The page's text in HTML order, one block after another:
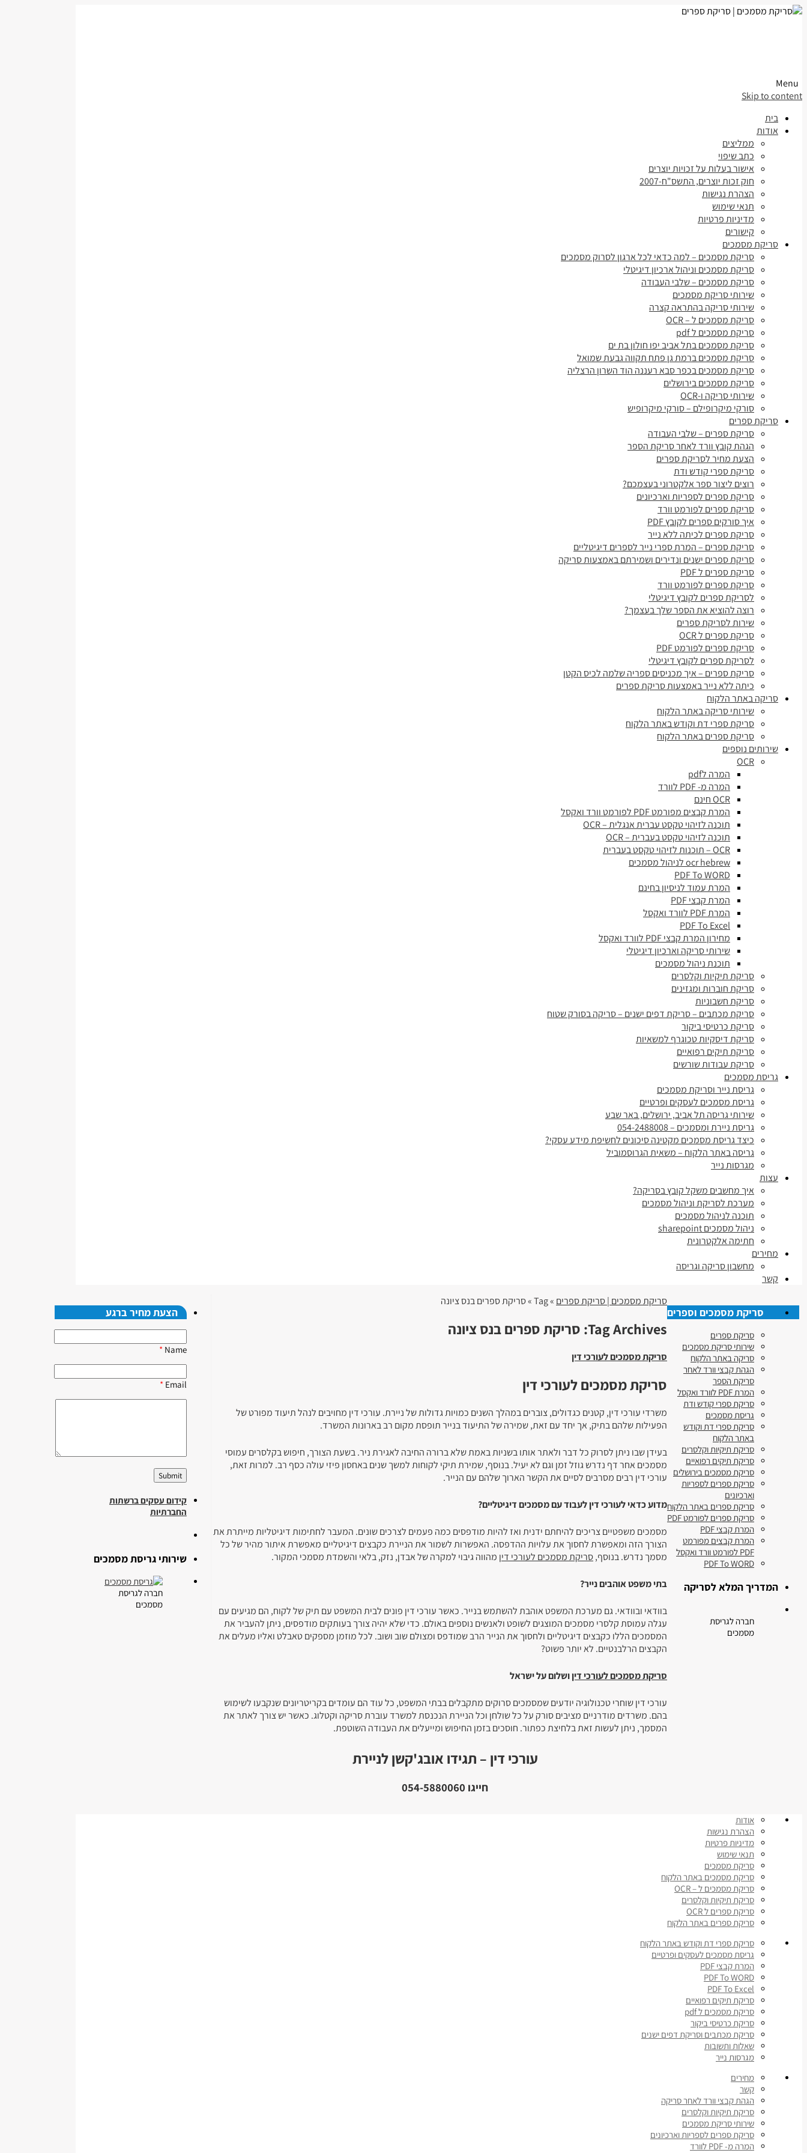
Skip to content
בית
אודות
ממליצים
כתב שיפוי
אישור בעלות על זכויות יוצרים
חוק זכות יוצרים, התשס"ח-2007
הצהרת נגישות
תנאי שימוש
מדיניות פרטיות
קישורים
סריקת מסמכים
סריקת מסמכים – למה כדאי לכל ארגון לסרוק מסמכים
סריקת מסמכים וניהול ארכיון דיגיטלי
סריקת מסמכים – שלבי העבודה
שירותי סריקת מסמכים
שירותי סריקה בהתראה קצרה
סריקת מסמכים ל – OCR
סריקת מסמכים ל pdf
סריקת מסמכים בתל אביב יפו חולון בת ים
סריקת מסמכים ברמת גן פתח תקווה גבעת שמואל
סריקת מסמכים בכפר סבא רעננה הוד השרון הרצליה
סריקת מסמכים בירושלים
שירותי סריקה ו-OCR
סורקי מיקרופילם – סורקי מיקרופיש
סריקת ספרים
סריקת ספרים – שלבי העבודה
הגהת קובץ וורד לאחר סריקת הספר
הצעת מחיר לסריקת ספרים
סריקת ספרי קודש ודת
רוצים ליצור ספר אלקטרוני בעצמכם?
סריקת ספרים לספריות וארכיונים
סריקת ספרים לפורמט וורד
איך סורקים ספרים לקובץ PDF
סריקת ספרים לכיתה ללא נייר
סריקת ספרים – המרת ספרי נייר לספרים דיגיטליים
סריקת ספרים ישנים ונדירים ושמירתם באמצעות סריקה
סריקת ספרים ל PDF
סריקת ספרים לפורמט וורד
לסריקת ספרים לקובץ דיגיטלי
רוצה להוציא את הספר שלך בעצמך?
שירות לסריקת ספרים
סריקת ספרים ל OCR
סריקת ספרים לפורמט PDF
לסריקת ספרים לקובץ דיגיטלי
סריקת ספרים – איך מכניסים ספריה שלמה לכיס הקטן
כיתה ללא נייר באמצעות סריקת ספרים
סריקה באתר הלקוח
שירותי סריקה באתר הלקוח
סריקת ספרי דת וקודש באתר הלקוח
סריקת ספרים באתר הלקוח
שירותים נוספים
OCR
המרה לpdf
המרה מ- PDF לוורד
OCR חינם
המרת קבצים מפורמט PDF לפורמט וורד ואקסל
תוכנה לזיהוי טקסט עברית אנגלית – OCR
תוכנה לזיהוי טקסט בעברית – OCR
OCR – תוכנות לזיהוי טקסט בעברית
ocr hebrew לניהול מסמכים
PDF To WORD
המרת עמוד לניסיון בחינם
המרת קבצי PDF
המרת PDF לוורד ואקסל
PDF To Excel
מחירון המרת קבצי PDF לוורד ואקסל
שירותי סריקה וארכיון דיגיטלי
תוכנת ניהול מסמכים
סריקת תיקיות וקלסרים
סריקת חוברות ומגזינים
סריקת חשבוניות
סריקת מכתבים – סריקת דפים ישנים – סריקה בסורק שטוח
סריקת כרטיסי ביקור
סריקת דיסקיות טכוגרף למשאיות
סריקת תיקים רפואיים
סריקת עבודות שורשים
גריסת מסמכים
גריסת נייר וסריקת מסמכים
גריסת מסמכים לעסקים ופרטיים
שירותי גריסה תל אביב, ירושלים, באר שבע
גריסת ניירת ומסמכים – 054-2488008
כיצד גריסת מסמכים מקטינה סיכונים לחשיפת מידע עסקי?
גריסה באתר הלקוח – משאית הגרוסמוביל
מגרסות נייר
עצות
איך מחשבים משקל קובץ בסריקה?
מערכת לסריקת וניהול מסמכים
תוכנה לניהול מסמכים
ניהול מסמכים sharepoint
חתימה אלקטרונית
מחירים
מחשבון סריקה וגריסה
קשר
סריקת מסמכים | סריקת ספרים » Tag » סריקת ספרים בנס ציונה
Tag Archives: סריקת ספרים בנס ציונה
סריקת מסמכים לעורכי דין
סריקת מסמכים לעורכי דין
משרדי עורכי דין, קטנים כגדולים, צוברים במהלך השנים כמויות גדולות של ניירת. עורכי דין מחויבים לנהל תיעוד מפורט של
הפעילות שלהם בתיק, אך יחד עם זאת, שמירה של התיעוד בנייר תופסת מקום רב בארונות המשרד.
בעידן שבו ניתן לסרוק כל דבר ולאתר אותו בשניות באמת שלא ברורה החיבה לאגירת ניר. בשעת הצורך, חיפוש בקלסרים עמוסי
מסמכים אחר דף נדרש גוזל זמן וגם לא יעיל. בנוסף, שמירת תיקי לקוחות למשך שנים באחסון פיזי עולה כסף רב. למרות זאת,
עורכי דין רבים מסרבים לסיים את הקשר הארוך שלהם עם הנייר.
מדוע כדאי לעורכי דין לעבוד עם מסמכים דיגיטליים?
מסמכים משפטיים צריכים להיחתם ידנית ואז להיות מודפסים כמה פעמים לצרכים שונים. המעבר לחתימות דיגיטליות מייתרת את
הצורך הזה ומאפשרת לחסוך את עלויות ההדפסה. האפשרות לשמור את הניירת כקבצים דיגיטליים מאפשרת איתור מהיר של כל
מסמך נדרש. בנוסף,סריקת מסמכים לעורכי דין מהווה גיבוי למקרה של אבדן, נזק, בלאי והשמדת מסמכי המקור.
בתי משפט אוהבים נייר?
בוודאי ובוודאי. גם מערכת המשפט אוהבת להשתמש בנייר. כאשר עורכי דין פונים לבית המשפט עם תיק של לקוח, הם מגיעים עם
עגלה עמוסת קלסרי מסמכים המוצגים לשופט ולאנשים נוספים באולם. כדי שלא יהיה צורך בעותקים מודפסים, ניתן להעביר את
המסמכים הללו כקבצים דיגיטליים ולחסוך את הנייר הרב שמודפס ומצולם שוב ושוב. לכל מוזמן מספקים טאבלט ואליו מעלים את
הקבצים הרלבנטיים. לא יותר פשוט?
סריקת מסמכים לעורכי דיןושלום על ישראל
עורכי דין שוחרי טכנולוגיה יודעים שמסמכים סרוקים מתקבלים בבתי המשפט, כל עוד הם עומדים בקריטריונים שנקבעו לשימוש
בהם. משרדים מודרניים מציבים סורק על כל שולחן וכל הניירת הנכנסת למשרד עוברת סריקה וקטלוג. כאשר יש צורך לאתר את
המסמך, ניתן לעשות זאת בלחיצת כפתור. חוסכים בזמן החיפוש ומייעלים את העבודה השוטפת.
עורכי דין – תגידו אובג'קשן לניירת
חייגו 054-5880060
הצעת מחיר ברגע
Name
*
Email
*
קידום עסקים ברשתות
החברתיות
שירותי גריסת מסמכים
חברה לגריסת
מסמכים
סריקת מסמכים וספרים
סריקת ספרים
שירותי סריקת מסמכים
סריקה באתר הלקוח
הגהת קבצי וורד לאחר
סריקת הספר
המרת PDF לוורד ואקסל
סריקת ספרי קודש ודת
גריסת מסמכים
סריקת ספרי דת וקודש
באתר הלקוח
סריקת תיקיות וקלסרים
סריקת תיקים רפואיים
סריקת מסמכים בירושלים
סריקת ספרים לספריות
וארכיונים
סריקת ספרים באתר הלקוח
סריקת ספרים לפורמט PDF
המרת קבצי PDF
המרת קבצים מפורמט
PDF לפורמט וורד ואקסל
PDF To WORD
המדריך המלא לסריקה
חברה לגריסת
מסמכים
אודות
הצהרת נגישות
מדיניות פרטיות
תנאי שימוש
סריקת מסמכים
סריקת מסמכים באתר הלקוח
סריקת מסמכים ל – OCR
סריקת תיקיות וקלסרים
סריקת ספרים ל OCR
סריקת ספרים באתר הלקוח
סריקת ספרי דת וקודש באתר הלקוח
גריסת מסמכים לעסקים ופרטיים
המרת קבצי PDF
PDF To WORD
PDF To Excel
סריקת תיקים רפואיים
סריקת מסמכים ל pdf
סריקת כרטיסי ביקור
סריקת מכתבים וסריקת דפים ישנים
שאלות ותשובות
מגרסות נייר
מחירים
קשר
הגהת קבצי וורד לאחר סריקה
סריקת תיקיות וקלסרים
שירותי סריקת מסמכים
סריקת ספרים לספריות וארכיונים
המרה מ- PDF לוורד